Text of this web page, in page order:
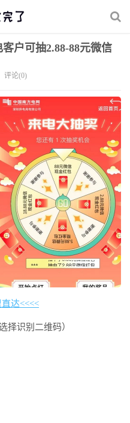
户可抽2.88-88元微信
评论(0)
达<<<<
择识别二维码）